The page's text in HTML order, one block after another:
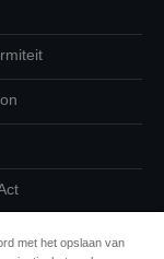
met het opslaan van